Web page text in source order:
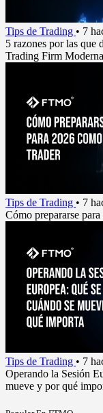
Tips de Trading • 7
5 razones por las que
Trading Firm Moderna
Tips de Trading • 7
Cómo prepararse
Tips de Trading • 7
Operando la Sesión
mueve y por qué